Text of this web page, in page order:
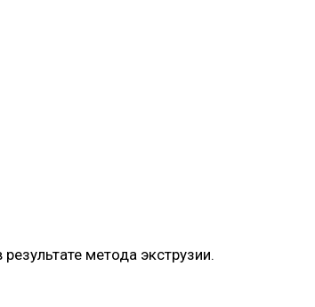
метода экструзии.